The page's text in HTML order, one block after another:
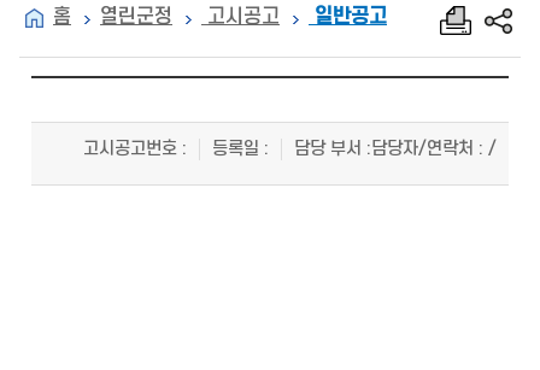
홈 열린군정 고시공고 일반공고
고시공고번호 : 등록일 : 담당 부서 :담당자/연락처 : /